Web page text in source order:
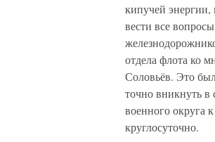
кипучей энергии,
вести все
отдела флота ко
Соловьёв. Это
точно вникнуть в
военного округа
круглосуточно.